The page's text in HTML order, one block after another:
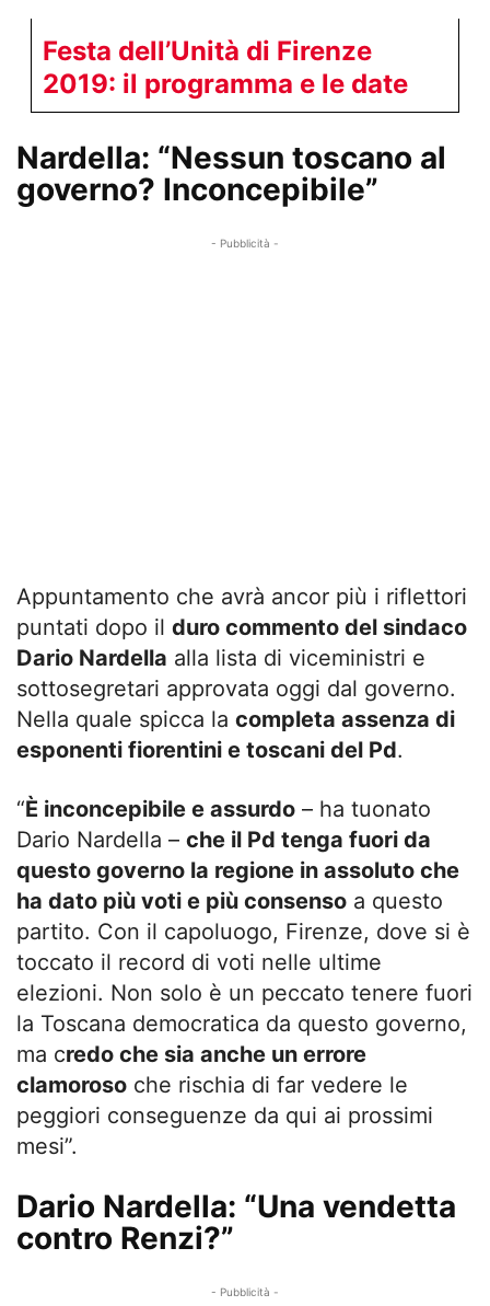
Festa dell’Unità di Firenze
2019: il programma e le date
Nardella: “Nessun toscano al
governo? Inconcepibile”
- Pubblicità -
Appuntamento che avrà ancor più i riflettori
puntati dopo il duro commento del sindaco
Dario Nardella alla lista di viceministri e
sottosegretari approvata oggi dal governo.
Nella quale spicca la completa assenza di
esponenti fiorentini e toscani del Pd.
“È inconcepibile e assurdo – ha tuonato
Dario Nardella – che il Pd tenga fuori da
questo governo la regione in assoluto che
ha dato più voti e più consenso a questo
partito. Con il capoluogo, Firenze, dove si è
toccato il record di voti nelle ultime
elezioni. Non solo è un peccato tenere fuori
la Toscana democratica da questo governo,
ma credo che sia anche un errore
clamoroso che rischia di far vedere le
peggiori conseguenze da qui ai prossimi
mesi”.
Dario Nardella: “Una vendetta
contro Renzi?”
- Pubblicità -